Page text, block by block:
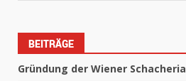
BEITRÄGE
Gründung der Wiener Schacheria